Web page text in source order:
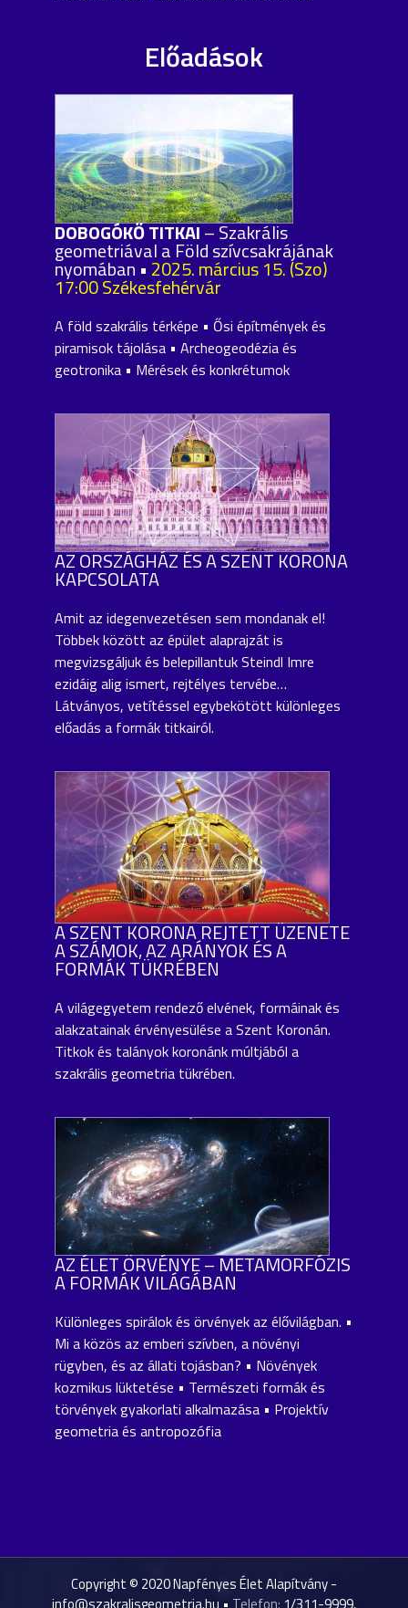
Előadások
DOBOGÓKŐ TITKAI– Szakrális
geometriával a Föld szívcsakrájának
nyomában • 2025. március 15. (Szo)
17:00 Székesfehérvár
A föld szakrális térképe • Ősi építmények és
piramisok tájolása • Archeogeodézia és
geotronika • Mérések és konkrétumok
AZ ORSZÁGHÁZ ÉS A SZENT KORONA
KAPCSOLATA
Amit az idegenvezetésen sem mondanak el!
Többek között az épület alaprajzát is
megvizsgáljuk és belepillantuk Steindl Imre
ezidáig alig ismert, rejtélyes tervébe…
Látványos, vetítéssel egybekötött különleges
előadás a formák titkairól.
A SZENT KORONA REJTETT ÜZENETE
A SZÁMOK, AZ ARÁNYOK ÉS A
FORMÁK TÜKRÉBEN
A világegyetem rendező elvének, formáinak és
alakzatainak érvényesülése a Szent Koronán.
Titkok és talányok koronánk múltjából a
szakrális geometria tükrében.
AZ ÉLET ÖRVÉNYE – METAMORFÓZIS
A FORMÁK VILÁGÁBAN
Különleges spirálok és örvények az élővilágban. •
Mi a közös az emberi szívben, a növényi
rügyben, és az állati tojásban? • Növények
kozmikus lüktetése • Természeti formák és
törvények gyakorlati alkalmazása • Projektív
geometria és antropozófia
Copyright © 2020 Napfényes Élet Alapítvány -
info@szakralisgeometria.hu • Telefon: 1/311-9999,